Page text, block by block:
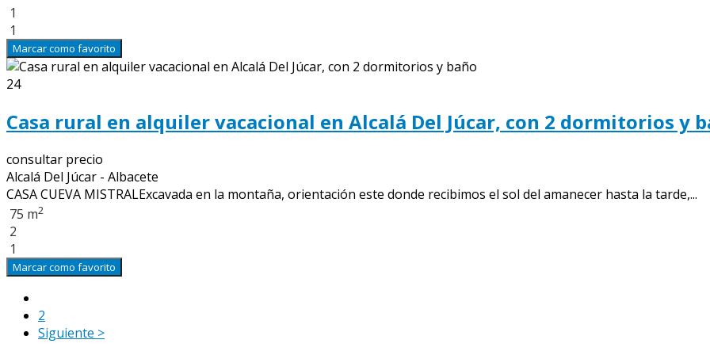
1
1
Marcar como favorito
24
Casa rural en alquiler vacacional en Alcalá Del Júcar, con 2 dormitorios y
consultar precio
Alcalá Del Júcar - Albacete
CASA CUEVA MISTRALExcavada en la montaña, orientación este donde recibimos el sol del amanecer hasta la tarde,...
75 m2
2
1
Marcar como favorito
2
Siguiente >